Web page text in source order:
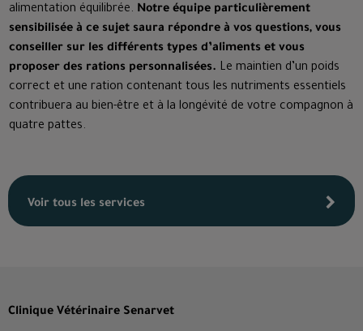
alimentation équilibrée. Notre équipe particulièrement
sensibilisée à ce sujet saura répondre à vos questions, vous
conseiller sur les différents types d’aliments et vous
proposer des rations personnalisées. Le maintien d’un poids
correct et une ration contenant tous les nutriments essentiels
contribuera au bien-être et à la longévité de votre compagnon à
quatre pattes.
Voir tous les services
Clinique Vétérinaire Senarvet